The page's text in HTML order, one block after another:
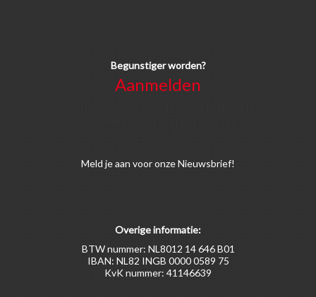
Begunstiger worden?
Aanmelden
Meld je aan voor onze Nieuwsbrief!
Overige informatie:
BTW nummer: NL8012 14 646 B01
IBAN: NL82 INGB 0000 0589 75
KvK nummer: 41146639